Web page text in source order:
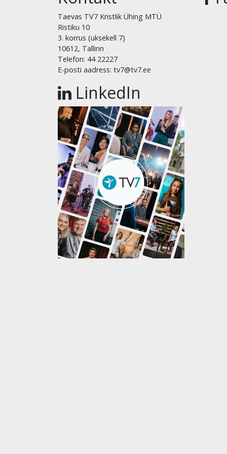
Taevas TV7 Kristlik Ühing MTÜ
Ristiku 10
3. korrus (uksekell 7)
10612, Tallinn
Telefon: 44 22227
E-posti aadress: tv7@tv7.ee
LinkedIn